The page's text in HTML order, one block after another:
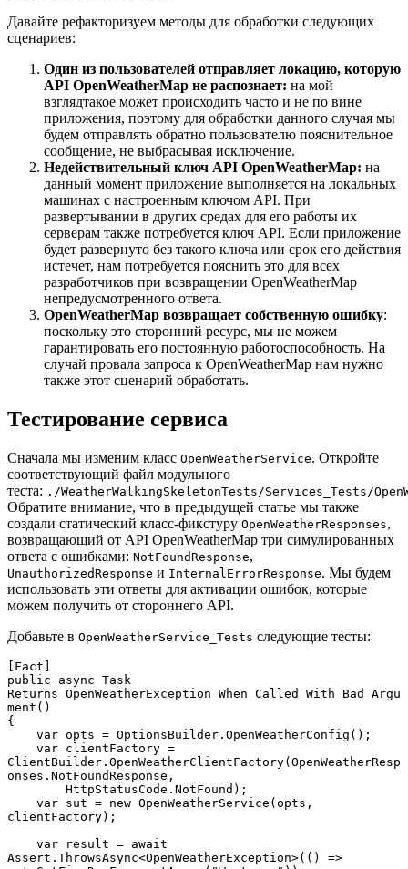
Давайте рефакторизуем методы для обработки следующих
сценариев:
Один из пользователей отправляет локацию, которую
API OpenWeatherMap не распознает: на мой
взглядтакое может происходить часто и не по вине
приложения, поэтому для обработки данного случая мы
будем отправлять обратно пользователю пояснительное
сообщение, не выбрасывая исключение.
Недействительный ключ API OpenWeatherMap: на
данный момент приложение выполняется на локальных
машинах с настроенным ключом API. При
развертывании в других средах для его работы их
серверам также потребуется ключ API. Если приложение
будет развернуто без такого ключа или срок его действия
истечет, нам потребуется пояснить это для всех
разработчиков при возвращении OpenWeatherMap
непредусмотренного ответа.
OpenWeatherMap возвращает собственную ошибку:
поскольку это сторонний ресурс, мы не можем
гарантировать его постоянную работоспособность. На
случай провала запроса к OpenWeatherMap нам нужно
также этот сценарий обработать.
Тестирование сервиса
Сначала мы изменим класс OpenWeatherService. Откройте
соответствующий файл модульного
теста: ./WeatherWalkingSkeletonTests/Services_Tests/
Обратите внимание, что в предыдущей статье мы также
создали статический класс-фикстуру OpenWeatherResponses,
возвращающий от API OpenWeatherMap три симулированных
ответа с ошибками: NotFoundResponse,
UnauthorizedResponse и InternalErrorResponse. Мы будем
использовать эти ответы для активации ошибок, которые
можем получить от стороннего API.
Добавьте в OpenWeatherService_Tests следующие тесты:
[Fact]
public async Task
Returns_OpenWeatherException_When_Called_With_Bad_Argu
ment()
{
ClientBuilder.OpenWeatherClientFactory(OpenWeatherResp
onses.NotFoundResponse,
clientFactory);
Assert.ThrowsAsync<OpenWeatherException>(() =>